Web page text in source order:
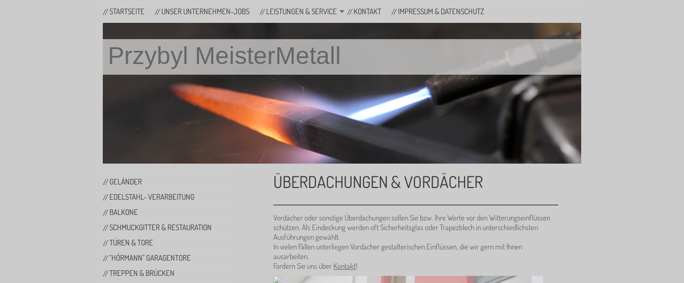
STARTSEITE UNSER UNTERNEHMEN-JOBS LEISTUNGEN & SERVICE KONTAKT IMPRESSUM & DATENSCHUTZ
Przybyl MeisterMetall
GELÄNDER
EDELSTAHL- VERARBEITUNG
BALKONE
SCHMUCKGITTER & RESTAURATION
TÜREN & TORE
"HÖRMANN" GARAGENTORE
TREPPEN & BRÜCKEN
ÜBERDACHUNGEN & VORDÄCHER
Vordächer oder sonstige Überdachungen sollen Sie bzw. Ihre Werte vor den Witterungseinflüssen
schützen. Als Eindeckung werden oft Sicherheitsglas oder Trapezblech in unterschiedlichsten
Ausführungen gewählt.
In vielen Fällen unterliegen Vordächer gestalterischen Einflüssen, die wir gern mit Ihnen
ausarbeiten.
Fordern Sie uns über Kontakt!